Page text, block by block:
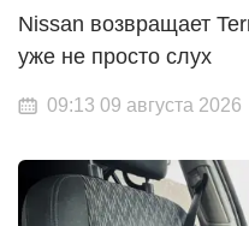
Nissan возвращает
уже не просто слух
09:13 09 августа 2026